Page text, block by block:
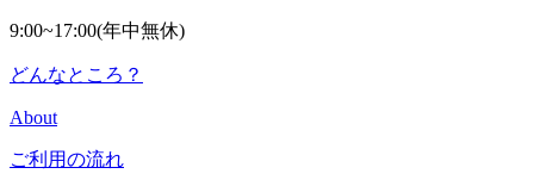
9:00~17:00(年中無休)
どんなところ？
About
ご利用の流れ